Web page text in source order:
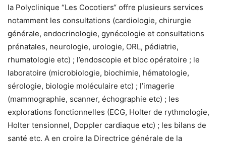
la Polyclinique “Les Cocotiers“ offre plusieurs services
notamment les consultations (cardiologie, chirurgie
générale, endocrinologie, gynécologie et consultations
prénatales, neurologie, urologie, ORL, pédiatrie,
rhumatologie etc) ; l’endoscopie et bloc opératoire ; le
laboratoire (microbiologie, biochimie, hématologie,
sérologie, biologie moléculaire etc) ; l’imagerie
(mammographie, scanner, échographie etc) ; les
explorations fonctionnelles (ECG, Holter de rythmologie,
Holter tensionnel, Doppler cardiaque etc) ; les bilans de
santé etc. A en croire la Directrice générale de la